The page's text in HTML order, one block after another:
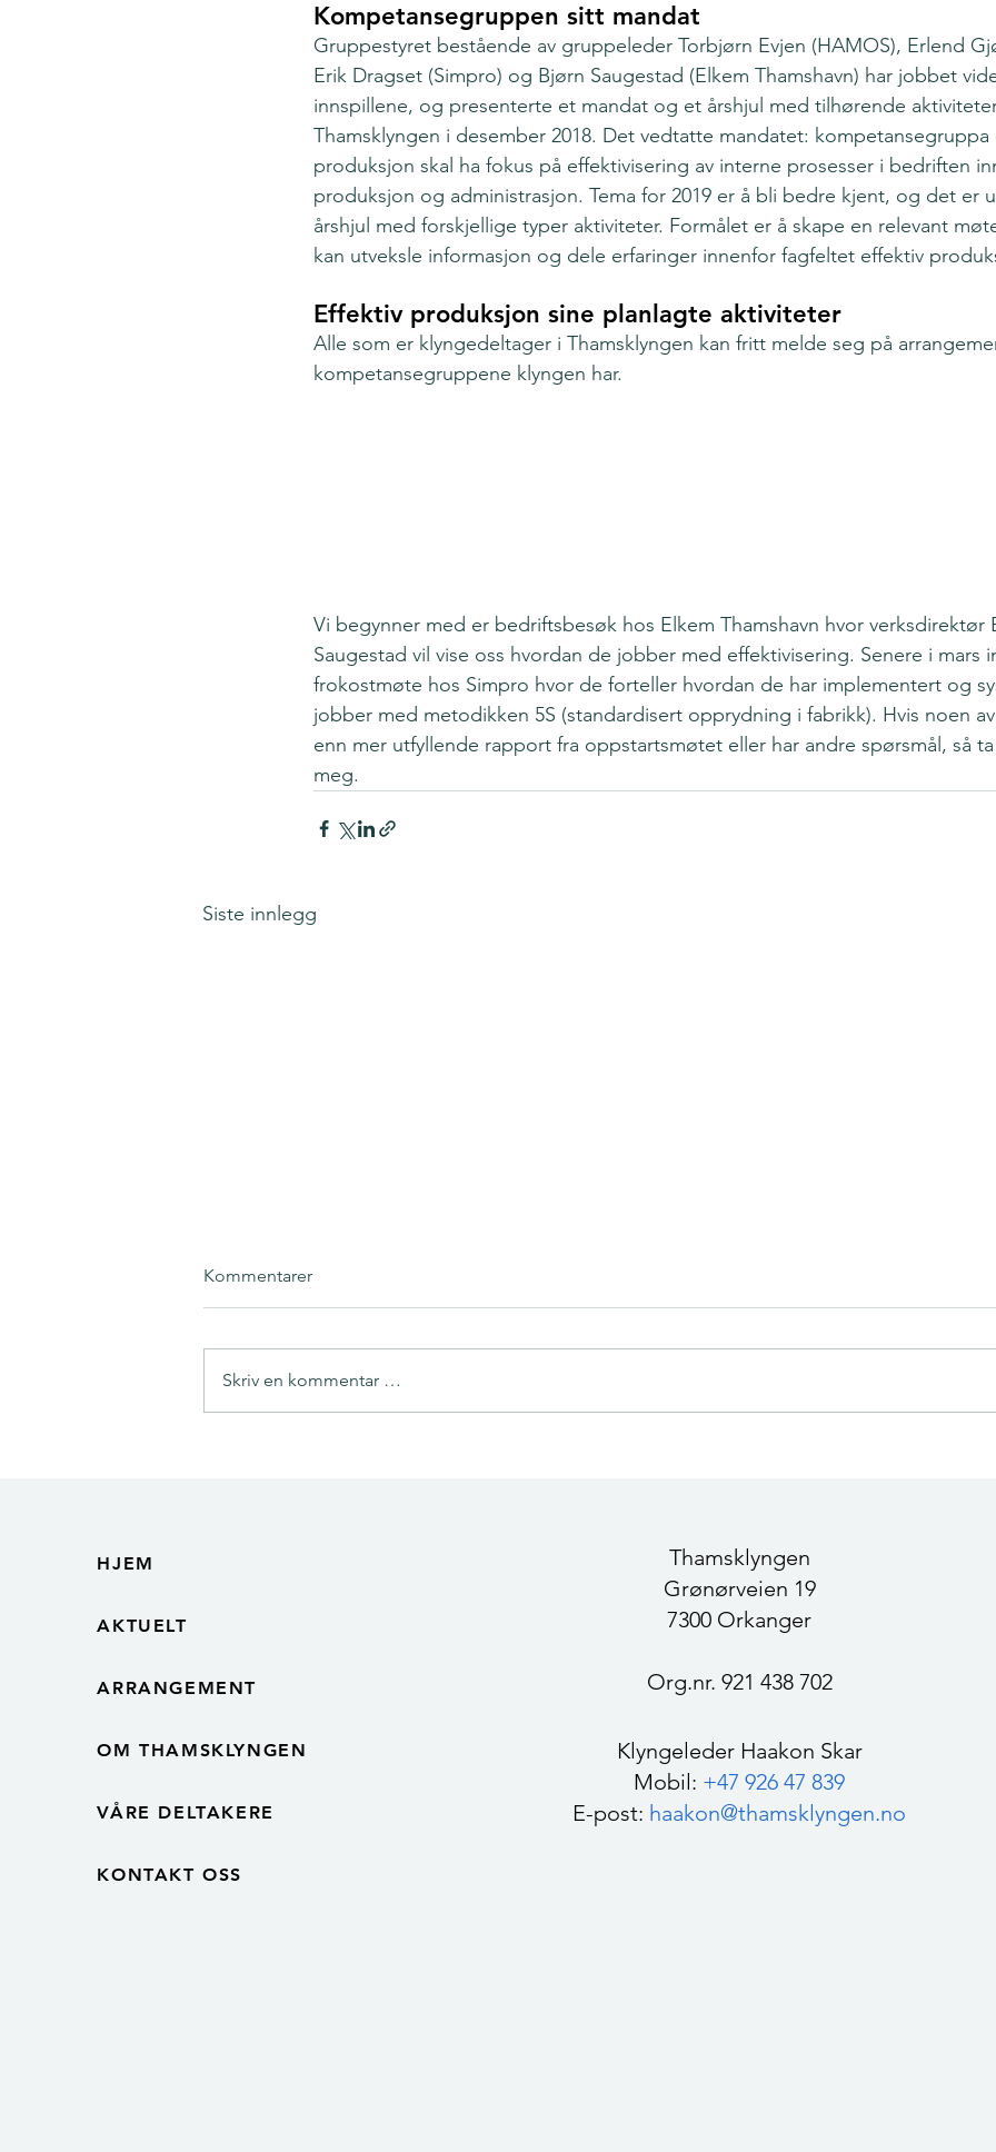
Kompetansegruppen sitt mandat
Gruppestyret bestående av gruppeleder Torbjørn Evjen (HAMOS), Erlend
Erik Dragset (Simpro) og Bjørn Saugestad (Elkem Thamshavn) har jobbet
innspillene, og presenterte et mandat og et årshjul med tilhørende
Thamsklyngen i desember 2018. Det vedtatte mandatet: kompetansegruppa
produksjon skal ha fokus på effektivisering av interne prosesser i bedriften
produksjon og administrasjon. Tema for 2019 er å bli bedre kjent, og det er
årshjul med forskjellige typer aktiviteter. Formålet er å skape en relevant
kan utveksle informasjon og dele erfaringer innenfor fagfeltet effektiv
Effektiv produksjon sine planlagte aktiviteter
Alle som er klyngedeltager i Thamsklyngen kan fritt melde seg på
kompetansegruppene klyngen har.
Vi begynner med er bedriftsbesøk hos Elkem Thamshavn hvor verksdirektør
Saugestad vil vise oss hvordan de jobber med effektivisering. Senere i mars
frokostmøte hos Simpro hvor de forteller hvordan de har implementert og
jobber med metodikken 5S (standardisert opprydning i fabrikk). Hvis noen
enn mer utfyllende rapport fra oppstartsmøtet eller har andre spørsmål, så
meg.
Siste innlegg
Kommentarer
Skriv en kommentar …
HJEM
AKTUELT
ARRANGEMENT
OM THAMSKLYNGEN
VÅRE DELTAKERE
KONTAKT OSS
Thamsklyngen
Grønørveien 19
7300 Orkanger
Org.nr. 921 438 702
Klyngeleder Haakon Skar
Mobil: +47 926 47 839
E-post: haakon@thamsklyngen.no